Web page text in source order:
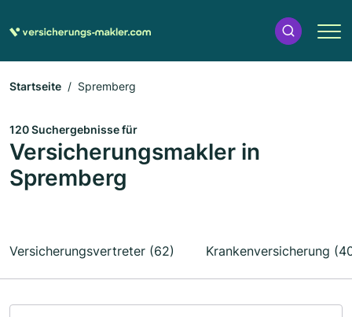
Startseite Spremberg
120 Suchergebnisse für
Versicherungsmakler in
Spremberg
Versicherungsvertreter (62) Krankenversicherung